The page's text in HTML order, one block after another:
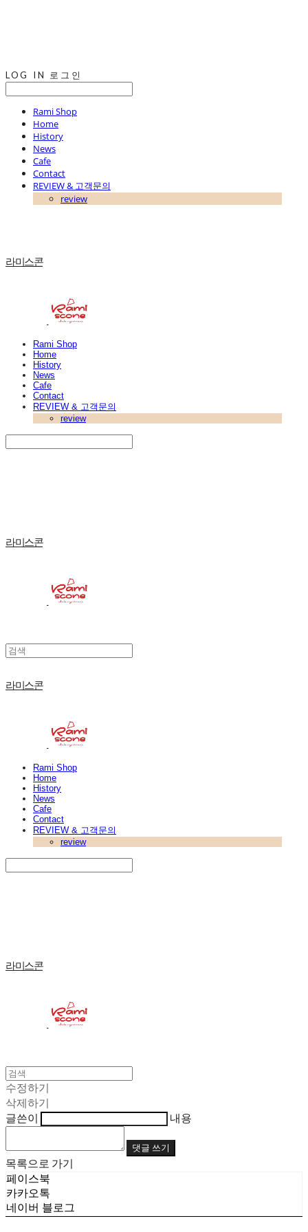
LOG IN 로그인
Rami Shop
Home
History
News
Cafe
Contact
REVIEW & 고객문의
review
라미스콘
Rami Shop
Home
History
News
Cafe
Contact
REVIEW & 고객문의
review
라미스콘
라미스콘
Rami Shop
Home
History
News
Cafe
Contact
REVIEW & 고객문의
review
라미스콘
수정하기
삭제하기
글쓴이
내용
댓글 쓰기
목록으로 가기
페이스북
카카오톡
네이버 블로그